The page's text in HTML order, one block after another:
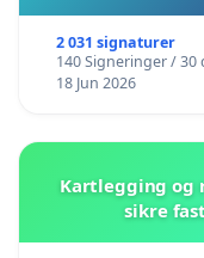
2 031 signaturer
140 Signeringer / 30
18 Jun 2026
Kartlegging og
sikre